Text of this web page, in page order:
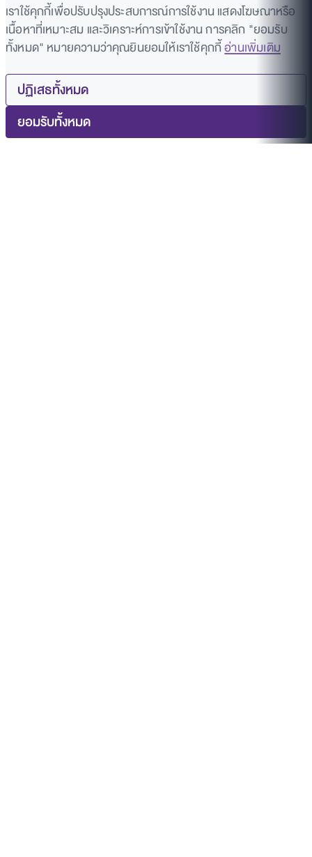
เราใช้คุกกี้เพื่อปรับปรุงประสบการณ์การใช้งาน แสดงโฆษณาหรือ
เนื้อหาที่เหมาะสม และวิเคราะห์การเข้าใช้งาน การคลิก "ยอมรับ
ทั้งหมด" หมายความว่าคุณยินยอมให้เราใช้คุกกี้อ่านเพิ่มเติม
ปฏิเสธทั้งหมด
ยอมรับทั้งหมด